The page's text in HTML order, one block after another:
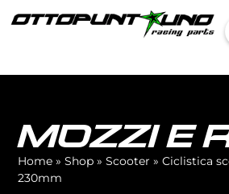
MOZZI E
Home » Shop » Scooter » Ciclistica
230mm